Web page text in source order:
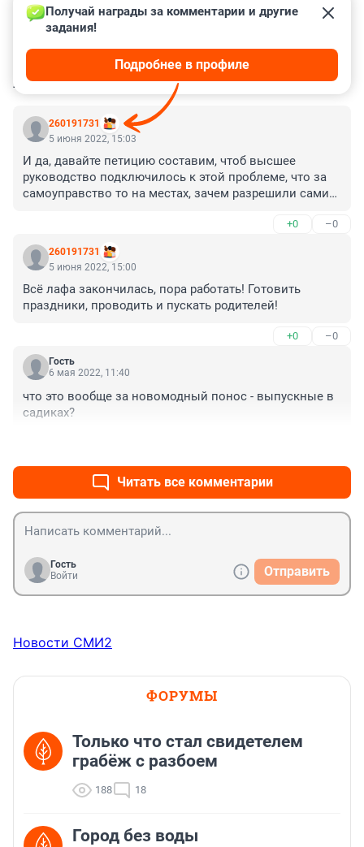
КОММЕНТАРИИ 62
260191731
Получай награды за комментарии и другие
задания!
Подробнее в профиле
5 июня 2022, 15:03
И да, давайте петицию составим, чтоб высшее
руководство подключилось к этой проблеме, что за
самоуправство то на местах, зачем разрешили самим
+0 –0
260191731
5 июня 2022, 15:00
Всё лафа закончилась, пора работать! Готовить
праздники, проводить и пускать родителей!
+0 –0
Гость
6 мая 2022, 11:40
что это вообще за новомодный понос - выпускные в
садиках?
Читать все комментарии
Гость
Войти
Отправить
Новости СМИ2
ФОРУМЫ
Только что стал свидетелем
грабёж с разбоем
188 18
Город без воды